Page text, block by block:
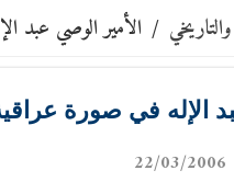
/ الأمير الوصي عبد
الإله في صورة
22/03/2006